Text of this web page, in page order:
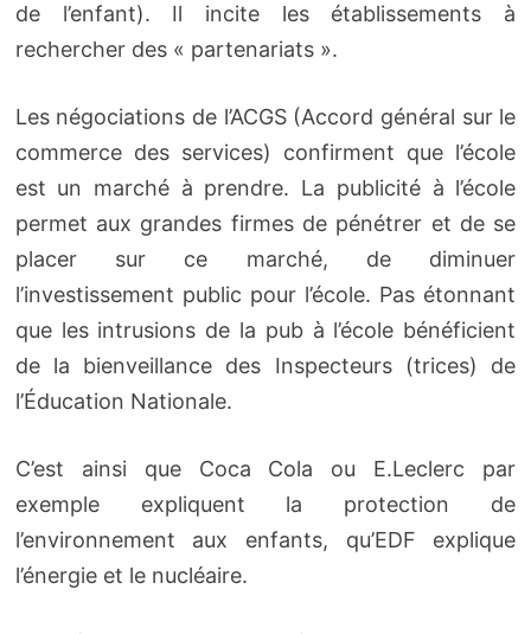
de l’enfant). Il incite les établissements à
rechercher des « partenariats ».
Les négociations de l’ACGS (Accord général sur le
commerce des services) confirment que l’école
est un marché à prendre. La publicité à l’école
permet aux grandes firmes de pénétrer et de se
placer sur ce marché, de diminuer
l’investissement public pour l’école. Pas étonnant
que les intrusions de la pub à l’école bénéficient
de la bienveillance des Inspecteurs (trices) de
l’Éducation Nationale.
C’est ainsi que Coca Cola ou E.Leclerc par
exemple expliquent la protection de
l’environnement aux enfants, qu’EDF explique
l’énergie et le nucléaire.